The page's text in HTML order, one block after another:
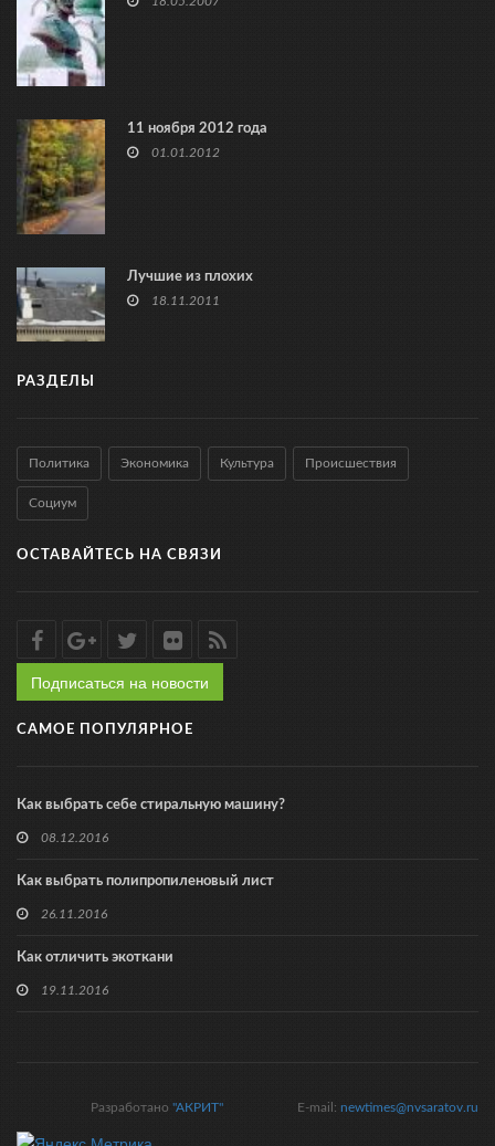
11 ноября 2012 года
01.01.2012
Лучшие из плохих
18.11.2011
РАЗДЕЛЫ
Политика Экономика Культура Происшествия
Социум
ОСТАВАЙТЕСЬ НА СВЯЗИ
Подписаться на новости
САМОЕ ПОПУЛЯРНОЕ
Как выбрать себе стиральную машину?
08.12.2016
Как выбрать полипропиленовый лист
26.11.2016
Как отличить экоткани
19.11.2016
E-mail: newtimes@nvsaratov.ru
Разработано "АКРИТ"